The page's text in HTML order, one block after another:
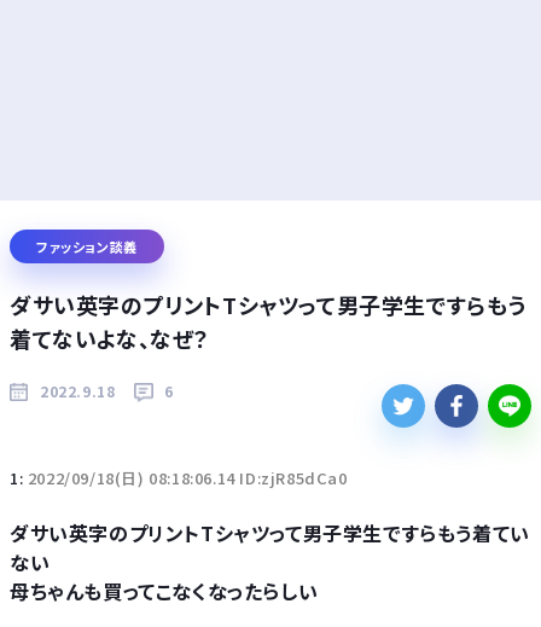
ファッション談義
ダサい英字のプリントTシャツって男子学生ですらもう
着てないよな、なぜ？
2022.9.18 6
1: 2022/09/18(日) 08:18:06.14 ID:zjR85dCa0
ダサい英字のプリントTシャツって男子学生ですらもう着てい
ない
母ちゃんも買ってこなくなったらしい